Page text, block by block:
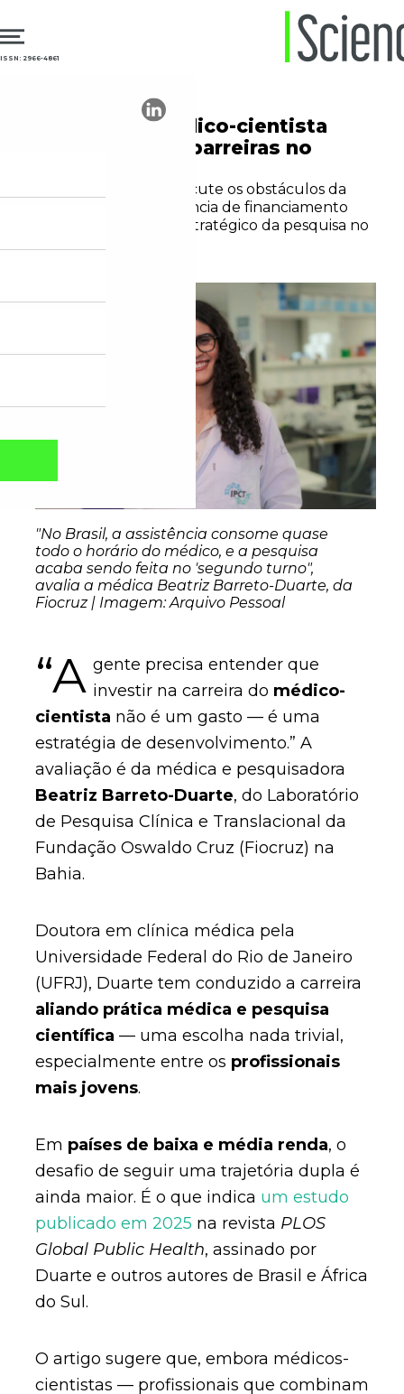
ISSN: 2966-4861
Carreira de médico-cientista
ainda enfrenta barreiras no
Médica da Fiocruz discute os obstáculos da
carreira dupla, a ausência de financiamento
contínuo e o papel estratégico da pesquisa no
Yasmim Cunha
"No Brasil, a assistência consome quase
todo o horário do médico, e a pesquisa
acaba sendo feita no 'segundo turno",
avalia a médica Beatriz Barreto-Duarte, da
Fiocruz | Imagem: Arquivo Pessoal
“A gente precisa entender que
investir na carreira do médico-
cientista não é um gasto — é uma
estratégia de desenvolvimento.” A
avaliação é da médica e pesquisadora
Beatriz Barreto-Duarte, do Laboratório
de Pesquisa Clínica e Translacional da
Fundação Oswaldo Cruz (Fiocruz) na
Bahia.
Doutora em clínica médica pela
Universidade Federal do Rio de Janeiro
(UFRJ), Duarte tem conduzido a carreira
aliando prática médica e pesquisa
científica — uma escolha nada trivial,
especialmente entre os profissionais
mais jovens.
Em países de baixa e média renda, o
desafio de seguir uma trajetória dupla é
ainda maior. É o que indica um estudo
publicado em 2025 na revista PLOS
Global Public Health, assinado por
Duarte e outros autores de Brasil e África
do Sul.
O artigo sugere que, embora médicos-
cientistas — profissionais que combinam
Seu e-mail foi cadastrado com sucesso!